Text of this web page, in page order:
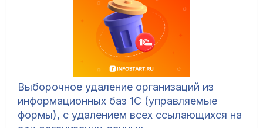
Выборочное удаление организаций из
информационных баз 1С (управляемые
формы), с удалением всех ссылающихся на